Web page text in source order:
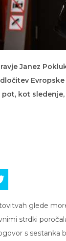
Janez
Evropske
kot
glede
strdki
s sestanka